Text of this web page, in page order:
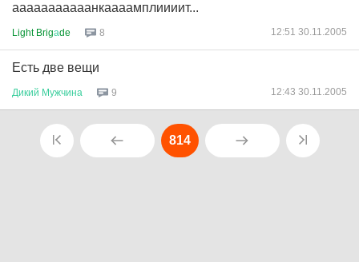
ааааааааааанкаааамплиииит...
Light Brigаde 8 12:51 30.11.2005
Есть две вещи
Дикий Мужчина 9 12:43 30.11.2005
814